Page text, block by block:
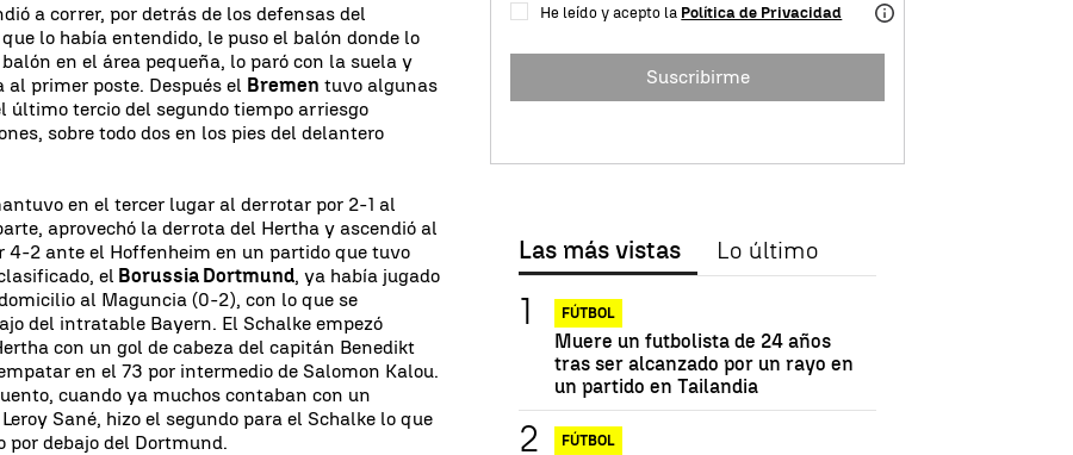
a correr, por detrás de los defensas del
lo había entendido, le puso el balón donde lo
en el área pequeña, lo paró con la suela y
primer poste. Después el Bremen tuvo algunas
último tercio del segundo tiempo arriesgo
sobre todo dos en los pies del delantero
en el tercer lugar al derrotar por 2-1 al
aprovechó la derrota del Hertha y ascendió al
4-2 ante el Hoffenheim en un partido que tuvo
el Borussia Dortmund, ya había jugado
al Maguncia (0-2), con lo que se
del intratable Bayern. El Schalke empezó
con un gol de cabeza del capitán Benedikt
en el 73 por intermedio de Salomon Kalou.
cuando ya muchos contaban con un
Sané, hizo el segundo para el Schalke lo que
debajo del Dortmund.
He leído y acepto la Política de Privacidad
Suscribirme
Las más vistas Lo último
FÚTBOL
Muere un futbolista de 24 años
tras ser alcanzado por un rayo en
un partido en Tailandia
FÚTBOL